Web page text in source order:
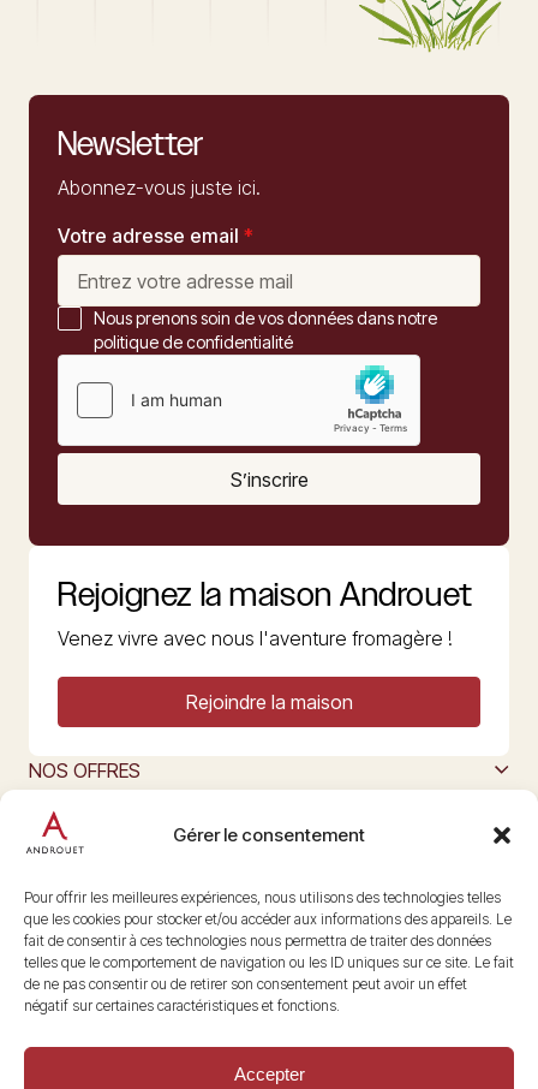
Gérer le consentement
Pour offrir les meilleures expériences, nous utilisons des technologies telles
que les cookies pour stocker et/ou accéder aux informations des appareils. Le
fait de consentir à ces technologies nous permettra de traiter des données
telles que le comportement de navigation ou les ID uniques sur ce site. Le fait
de ne pas consentir ou de retirer son consentement peut avoir un effet
négatif sur certaines caractéristiques et fonctions.
Accepter
Newsletter
Abonnez-vous juste ici.
Votre adresse email *
Nous prenons soin de vos données dans notre
politique de confidentialité
S’inscrire
Rejoignez la maison Androuet
Venez vivre avec nous l'aventure fromagère !
Rejoindre la maison
NOS OFFRES
L’ART DU FROMAGE
Nous suivre
@maisonandrouet
Copyright © 2026 Androuet
Site parMake the Grade